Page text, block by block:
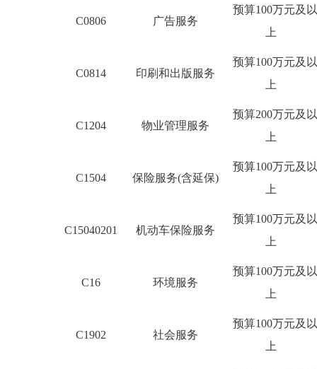
C0806 广告服务
预算100万元及以
上
C0814 印刷和出版服务
预算100万元及以
上
C1204 物业管理服务
预算200万元及以
上
C1504 保险服务(含延保)
预算100万元及以
上
C15040201 机动车保险服务
预算100万元及以
上
C16 环境服务
预算100万元及以
上
C1902 社会服务
预算100万元及以
上